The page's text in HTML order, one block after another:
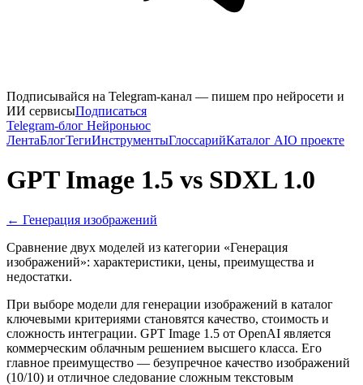
Подписывайся на Telegram-канал — пишем про нейросети и
ИИ сервисыПодписаться
Telegram-блог Нейроньюс
ЛентаБлогТегиИнструментыГлоссарийКаталог AIО проекте
GPT Image 1.5 vs SDXL 1.0
← Генерация изображений
Сравнение двух моделей из категории «Генерация
изображений»: характеристики, цены, преимущества и
недостатки.
При выборе модели для генерации изображений в каталог
ключевыми критериями становятся качество, стоимость и
сложность интеграции. GPT Image 1.5 от OpenAI является
коммерческим облачным решением высшего класса. Его
главное преимущество — безупречное качество изображений
(10/10) и отличное следование сложным текстовым